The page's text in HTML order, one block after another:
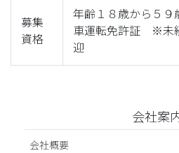
募集
資格
年齢１８歳から５９
車運転免許証 ※未
迎
会社案
会社概要